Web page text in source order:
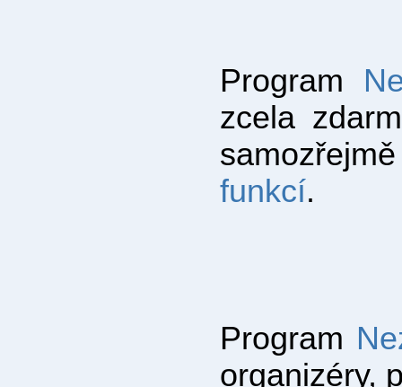
Program
zcela
funkcí.
Program
organizéry,